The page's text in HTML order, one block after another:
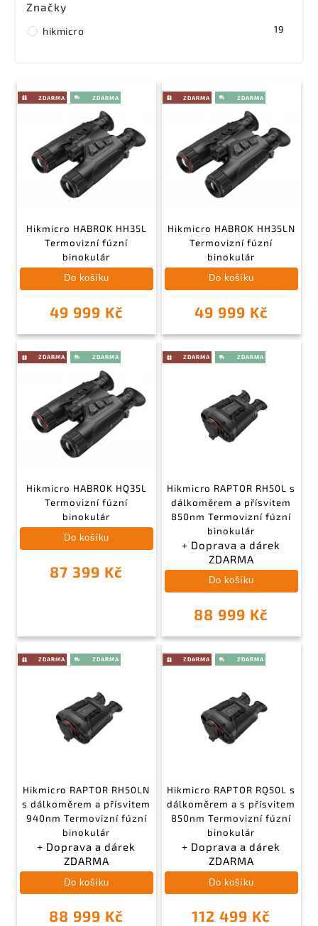
Značky
hikmicro 19
Hikmicro HABROK HH35L
Termovizní fúzní
binokulár
49 999 Kč
Do košíku
Hikmicro HABROK HH35LN
Termovizní fúzní
binokulár
49 999 Kč
Do košíku
Hikmicro HABROK HQ35L
Termovizní fúzní
binokulár
87 399 Kč
Do košíku
Hikmicro RAPTOR RH50L s
dálkoměrem a přísvitem
850nm Termovizní fúzní
binokulár
+ Doprava a dárek
ZDARMA
88 999 Kč
Do košíku
Hikmicro RAPTOR RH50LN
s dálkoměrem a přísvitem
940nm Termovizní fúzní
binokulár
+ Doprava a dárek
ZDARMA
88 999 Kč
Do košíku
Hikmicro RAPTOR RQ50L s
dálkoměrem a s přísvitem
850nm Termovizní fúzní
binokulár
+ Doprava a dárek
ZDARMA
112 499 Kč
Do košíku